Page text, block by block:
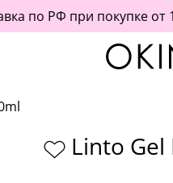
по РФ при покупке от
Linto Gel